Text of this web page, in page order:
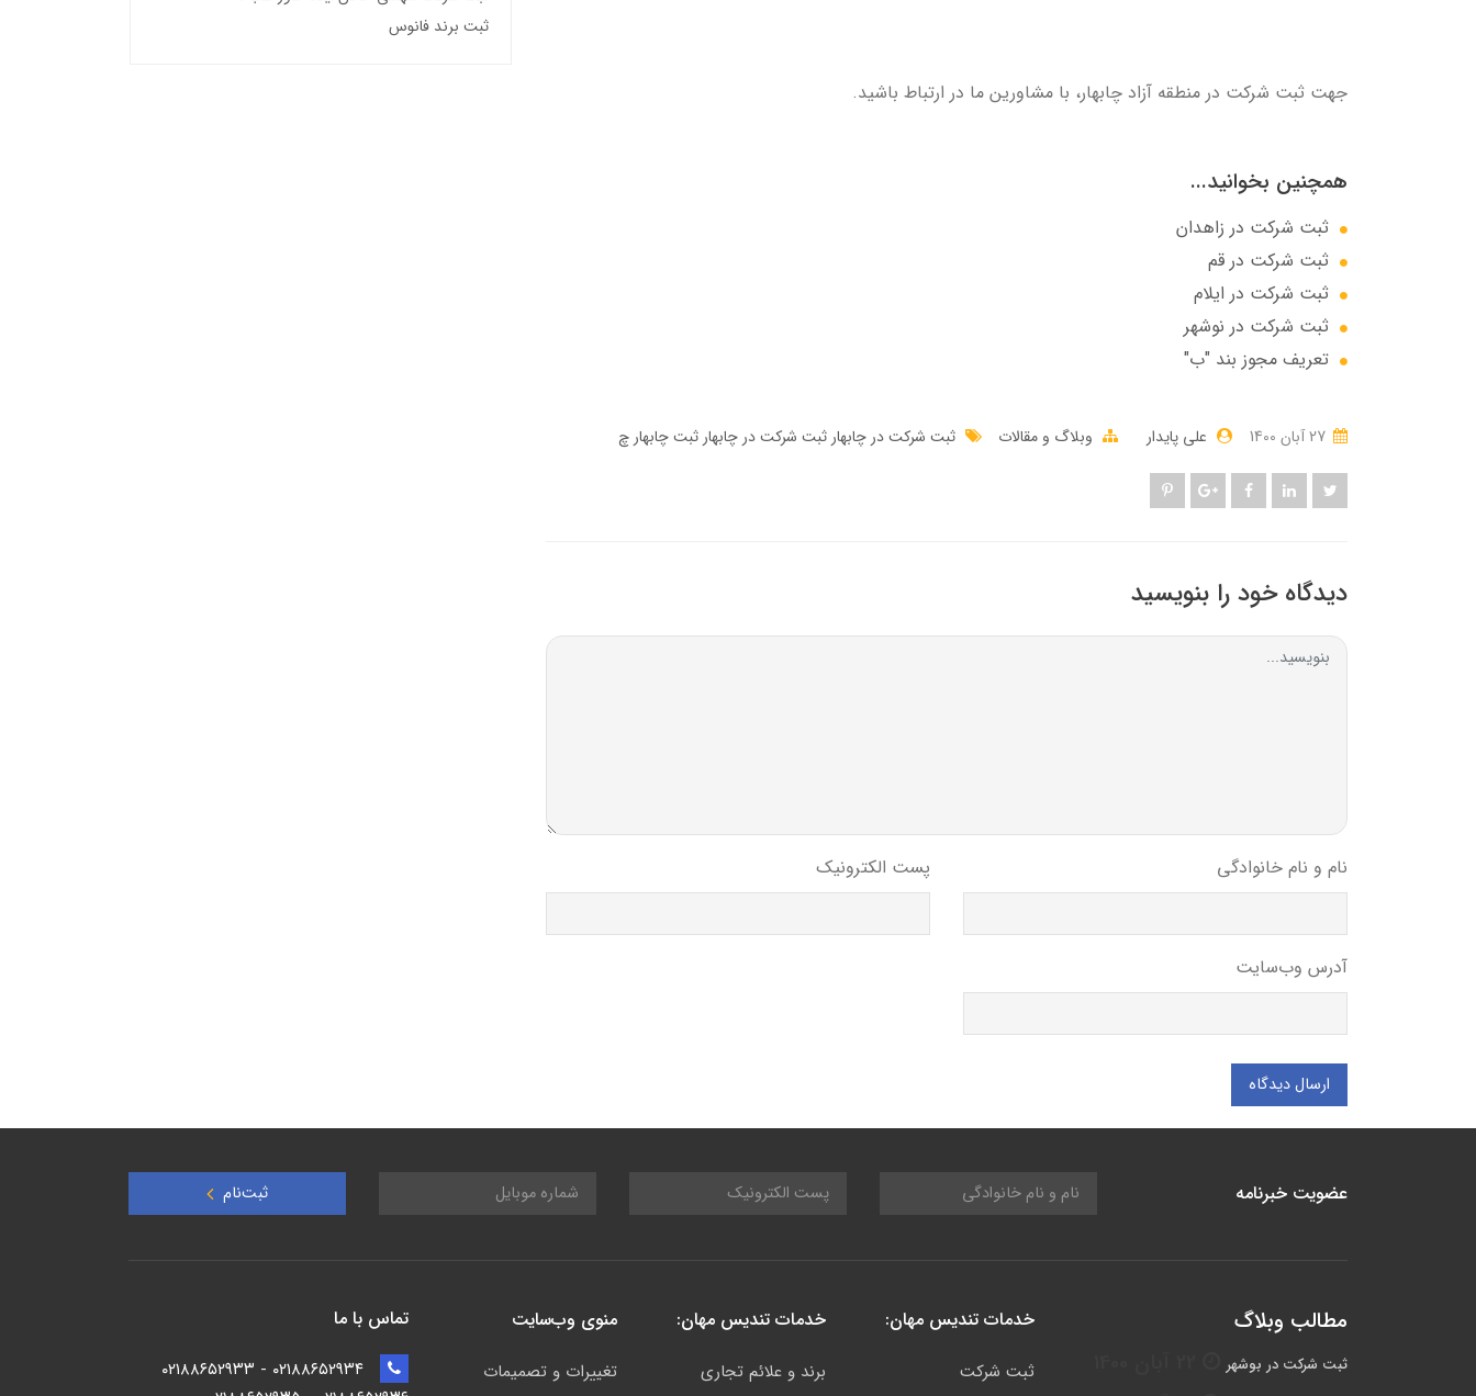
جهت ثبت شرکت در منطقه آزاد چابهار، با مشاورین ما در ارتباط باشید.
همچنین بخوانید...
ثبت شرکت در زاهدان
ثبت شرکت در قم
ثبت شرکت در ایلام
ثبت شرکت در نوشهر
تعریف مجوز بند "ب"
علی پایدار وبلاگ و مقالات ثبت شرکت در چابهار ثبت شرکت در چابهار ثبت چابهار چ
دیدگاه خود را بنویسید
نام و نام خانوادگی پست الکترونیک
آدرس وب‌سایت
ارسال دیدگاه
ثبت برند فانوس
عضویت خبرنامه ثبت‌نام
مطالب وبلاگ
ثبت شرکت در بوشهر
خدمات تندیس مهان:
ثبت شرکت
خدمات تندیس مهان:
برند و علائم تجاری
منوی وب‌سایت
تغییرات و تصمیمات
تماس با ما
۰۲۱۸۸۶۵۲۹۳۴ - ۰۲۱۸۸۶۵۲۹۳۳